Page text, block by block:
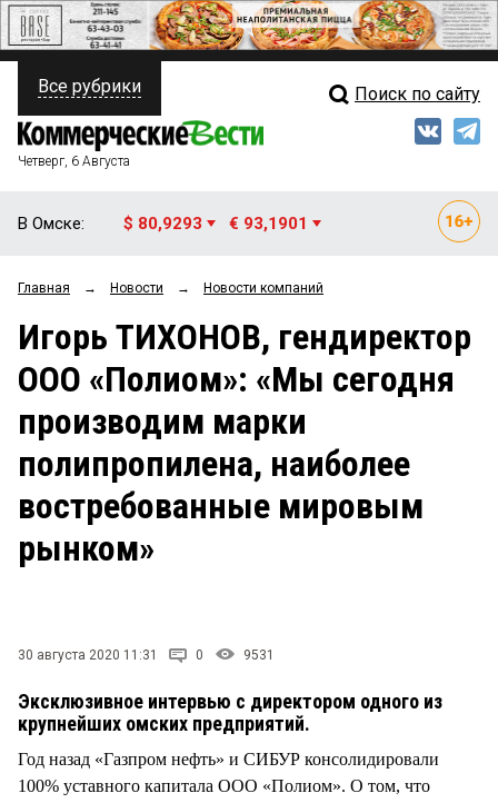
ПОЛИТИКА
ФИНАНСЫ
ОБЩЕСТВО
ЗАКОН
НОВОСТИ КОМПАНИЙ
СТИЛЬ ЖИЗНИ
Свежий выпуск
Мнения
Рейтинги
Блоги
Архив
Все рубрики Поиск по сайту
Четверг, 6 Августа
В Омске: $ 80,9293 € 93,1901
Главная → Новости → Новости компаний
Игорь ТИХОНОВ, гендиректор
ООО «Полиом»: «Мы сегодня
производим марки
полипропилена, наиболее
востребованные мировым
рынком»
30 августа 2020 11:31 0 9531
Эксклюзивное интервью с директором одного из
крупнейших омских предприятий.
Год назад «Газпром нефть» и СИБУР консолидировали
100% уставного капитала ООО «Полиом». О том, что